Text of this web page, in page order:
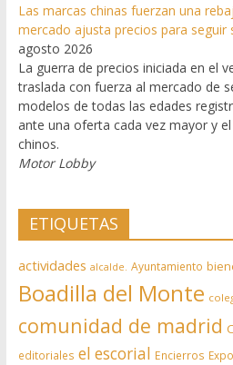
Las marcas chinas fuerzan una
mercado ajusta precios para seguir
agosto 2026
La guerra de precios iniciada en el
traslada con fuerza al mercado de
modelos de todas las edades
ante una oferta cada vez mayor y
chinos.
Motor Lobby
ETIQUETAS
actividades alcalde. Ayuntamiento
Boadilla del Monte
comunidad de madrid
editoriales el escorial Encierros